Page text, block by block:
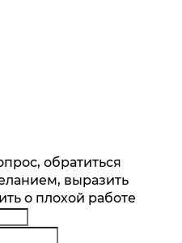
кг
обновления
специальных
обратиться
выразить
о плохой работе